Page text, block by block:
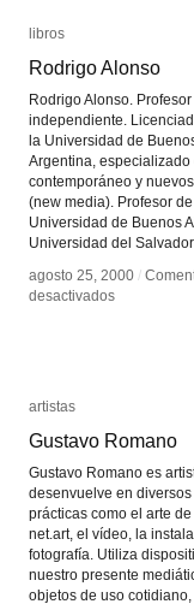
libros
Rodrigo Alonso
Rodrigo Alonso.
independiente.
la Universidad de
Argentina, especializado
contemporáneo y
(new media). Profesor de
Universidad de Buenos
Universidad del Salvador
agosto 25, 2000 /
desactivadosen
libros
Rodrigo Alonso
agosto 25, 2000 /
desactivadosen
artistas
Gustavo Romano
Gustavo Romano es
desenvuelve en
prácticas como el arte de
net.art, el vídeo, la
fotografía. Utiliza
nuestro presente
objetos de uso
artistas
Gustavo Romano